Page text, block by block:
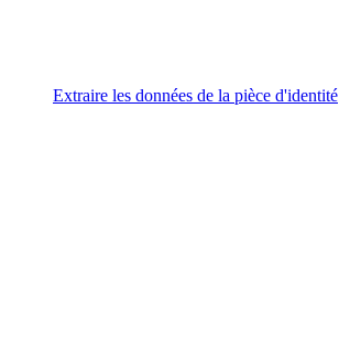
Extraire les données de la pièce d'identité